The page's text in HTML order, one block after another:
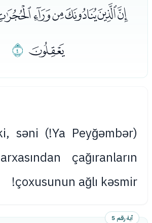
ﯳ ﯴ
ki, səni
çağıranların
çoxusunun ağlı kəsmir!
آية رقم 5